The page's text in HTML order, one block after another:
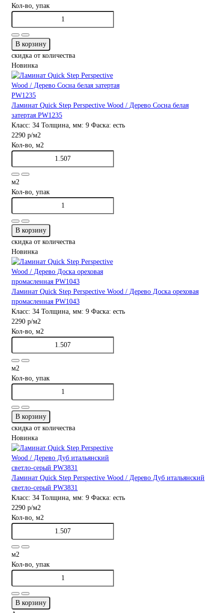
Кол-во, упак
В корзину
скидка от количества
Новинка
Ламинат Quick Step Perspective Wood / Дерево Сосна белая
затертая PW1235
Класс: 34 Толщина, мм: 9 Фаска: есть
2290 р/м2
Кол-во, м2
м2
Кол-во, упак
В корзину
скидка от количества
Новинка
Ламинат Quick Step Perspective Wood / Дерево Доска ореховая
промасленная PW1043
Класс: 34 Толщина, мм: 9 Фаска: есть
2290 р/м2
Кол-во, м2
м2
Кол-во, упак
В корзину
скидка от количества
Новинка
Ламинат Quick Step Perspective Wood / Дерево Дуб итальянский
светло-серый PW3831
Класс: 34 Толщина, мм: 9 Фаска: есть
2290 р/м2
Кол-во, м2
м2
Кол-во, упак
В корзину